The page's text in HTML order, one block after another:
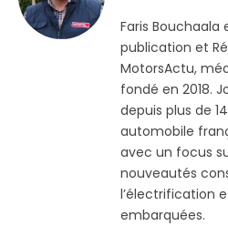
Faris Bouchaala
publication et
MotorsActu,
fondé en 2018.
depuis plus de
automobile
avec un focus
nouveautés
l’électrification
embarquées.